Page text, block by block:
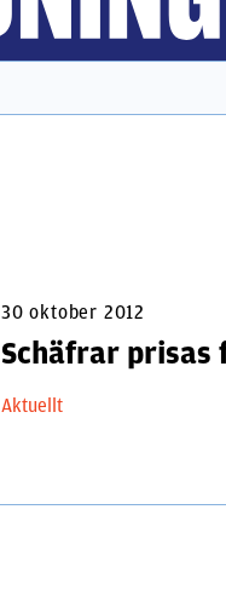
30 oktober 2012
Schäfrar prisas
Aktuellt